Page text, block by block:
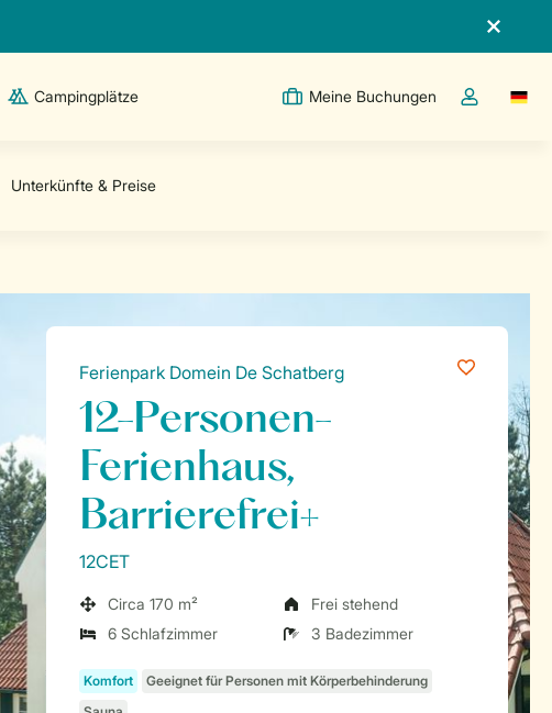
Campingplätze Meine Buchungen
Dropdown-
Ferienpark Domein De Schatberg
12-Personen-
Ferienhaus,
Barrierefrei+
12CET
Circa 170 m²
Frei stehend
6 Schlafzimmer
3 Badezimmer